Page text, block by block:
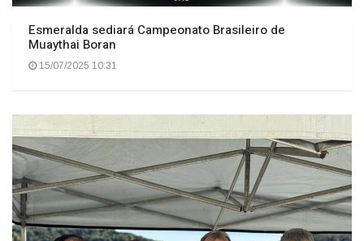
Esmeralda sediará Campeonato Brasileiro de
Muaythai Boran
15/07/2025 10:31